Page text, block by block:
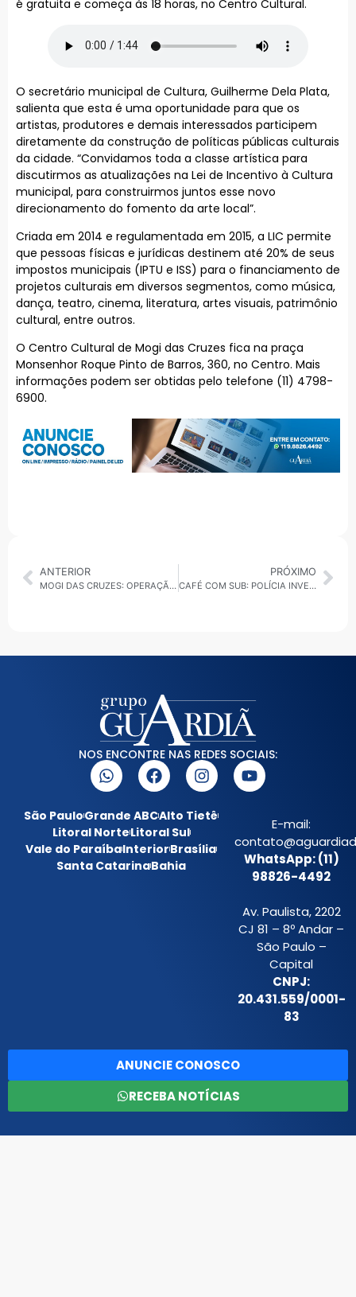
é gratuita e começa às 18 horas, no Centro Cultural.
O secretário municipal de Cultura, Guilherme Dela Plata,
salienta que esta é uma oportunidade para que os
artistas, produtores e demais interessados participem
diretamente da construção de políticas públicas culturais
da cidade. “Convidamos toda a classe artística para
discutirmos as atualizações na Lei de Incentivo à Cultura
municipal, para construirmos juntos esse novo
direcionamento do fomento da arte local”.
Criada em 2014 e regulamentada em 2015, a LIC permite
que pessoas físicas e jurídicas destinem até 20% de seus
impostos municipais (IPTU e ISS) para o financiamento de
projetos culturais em diversos segmentos, como música,
dança, teatro, cinema, literatura, artes visuais, patrimônio
cultural, entre outros.
O Centro Cultural de Mogi das Cruzes fica na praça
Monsenhor Roque Pinto de Barros, 360, no Centro. Mais
informações podem ser obtidas pelo telefone (11) 4798-
6900.
ANTERIOR
MOGI DAS CRUZES: OPERAÇÃO DA SECRETARIA DE SEGURANÇA APREENDE LINHA CHILENA E FAZ AUTUAÇÕES PELAS LEIS SECA E DO SILÊNCIO
PRÓXIMO
CAFÉ COM SUB: POLÍCIA INVESTIGA CASO DE METANOL NA VILA MARIANA
NOS ENCONTRE NAS REDES SOCIAIS:
São PauloGrande ABCAlto Tietê
Litoral NorteLitoral Sul
Vale do ParaíbaInteriorBrasília
Santa CatarinaBahia
E-mail:
WhatsApp: (11)
98826-4492
Av. Paulista, 2202
CJ 81 – 8º Andar –
São Paulo –
Capital
CNPJ:
20.431.559/0001-
83
ANUNCIE CONOSCO
RECEBA NOTÍCIAS